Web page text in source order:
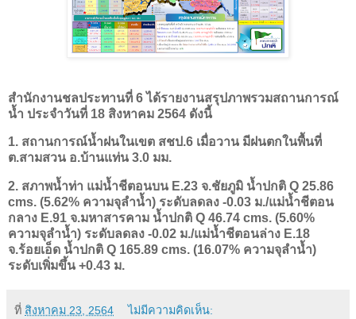
สำนักงานชลประทานที่ 6 ได้รายงานสรุปภาพรวมสถานการณ์
น้ำ ประจำวันที่ 18 สิงหาคม 2564 ดังนี้
1. สถานการณ์น้ำฝนในเขต สชป.6 เมื่อวาน มีฝนตกในพื้นที่
ต.สามสวน อ.บ้านแท่น 3.0 มม.
2. สภาพน้ำท่า แม่น้ำชีตอนบน E.23 จ.ชัยภูมิ น้ำปกติ Q 25.86
cms. (5.62% ความจุลำน้ำ) ระดับลดลง -0.03 ม./แม่น้ำชีตอน
กลาง E.91 จ.มหาสารคาม น้ำปกติ Q 46.74 cms. (5.60%
ความจุลำน้ำ) ระดับลดลง -0.02 ม./แม่น้ำชีตอนล่าง E.18
จ.ร้อยเอ็ด น้ำปกติ Q 165.89 cms. (16.07% ความจุลำน้ำ)
ระดับเพิ่มขึ้น +0.43 ม.
ที่ สิงหาคม 23, 2564 ไม่มีความคิดเห็น: